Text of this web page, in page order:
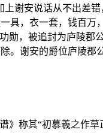
谢安说话从不出差
具，衣一套，钱百万
勋，被追封为庐陵郡公
。谢安的爵位庐陵郡
》称其“初慕羲之作